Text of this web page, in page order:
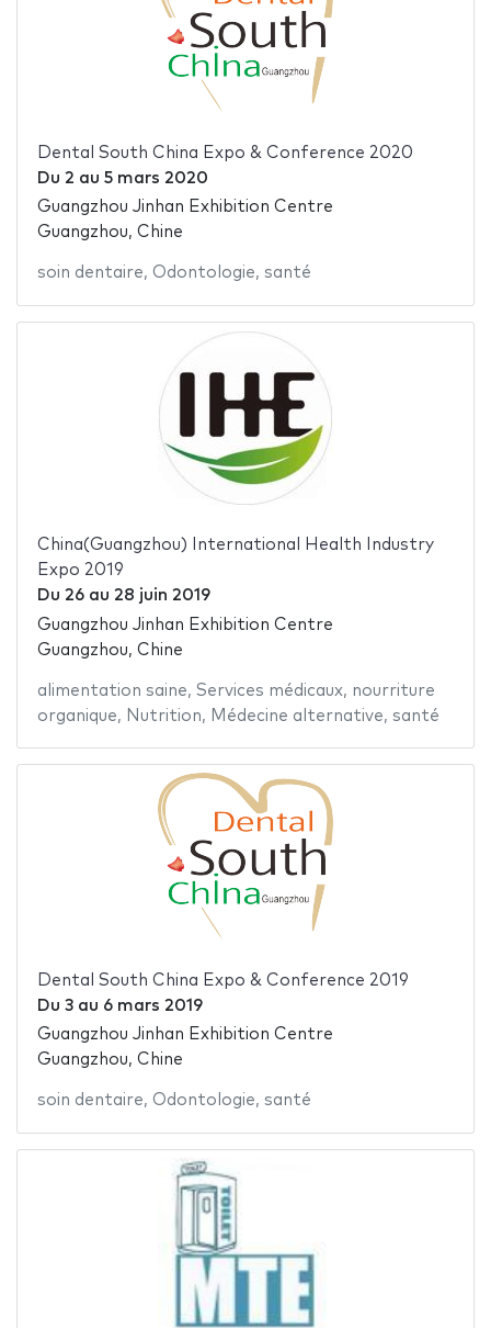
Dental South China Expo & Conference 2020
Du 2 au 5 mars 2020
Guangzhou Jinhan Exhibition Centre
Guangzhou, Chine
soin dentaire, Odontologie, santé
China(Guangzhou) International Health Industry
Expo 2019
Du 26au 28 juin 2019
Guangzhou Jinhan Exhibition Centre
Guangzhou, Chine
alimentation saine, Services médicaux, nourriture
organique, Nutrition, Médecine alternative, santé
Dental South China Expo & Conference 2019
Du 3au 6 mars 2019
Guangzhou Jinhan Exhibition Centre
Guangzhou, Chine
soin dentaire, Odontologie, santé